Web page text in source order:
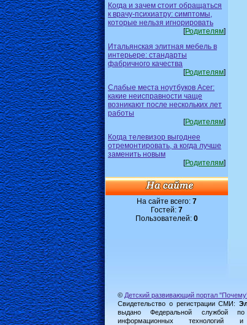
Когда и зачем стоит обращаться
к врачу-психиатру: симптомы,
которые нельзя игнорировать
[Родителям]
Итальянская элитная мебель в
интерьере: стандарты
фабричного качества
[Родителям]
Слабые места ноутбуков Acer:
какие неисправности чаще
возникают после нескольких лет
работы
[Родителям]
Когда телевизор выгоднее
отремонтировать, а когда лучше
заменить новым
[Родителям]
На сайте всего: 7
Гостей: 7
Пользователей: 0
© Детский развивающий портал
Свидетельство о регистрации СМИ:
выдано Федеральной службой
информационных технологий